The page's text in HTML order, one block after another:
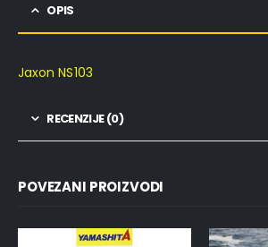
OPIS
Jaxon NS103
RECENZIJE (0)
POVEZANI PROIZVODI